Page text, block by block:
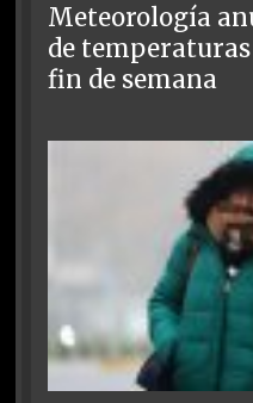
Meteorología
de
fin de semana